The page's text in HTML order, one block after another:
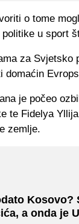
o tome
u sport
za Svjetsko
domaćin
je počeo
te Fidelya
zemlje.
Kosovo?
a onda je